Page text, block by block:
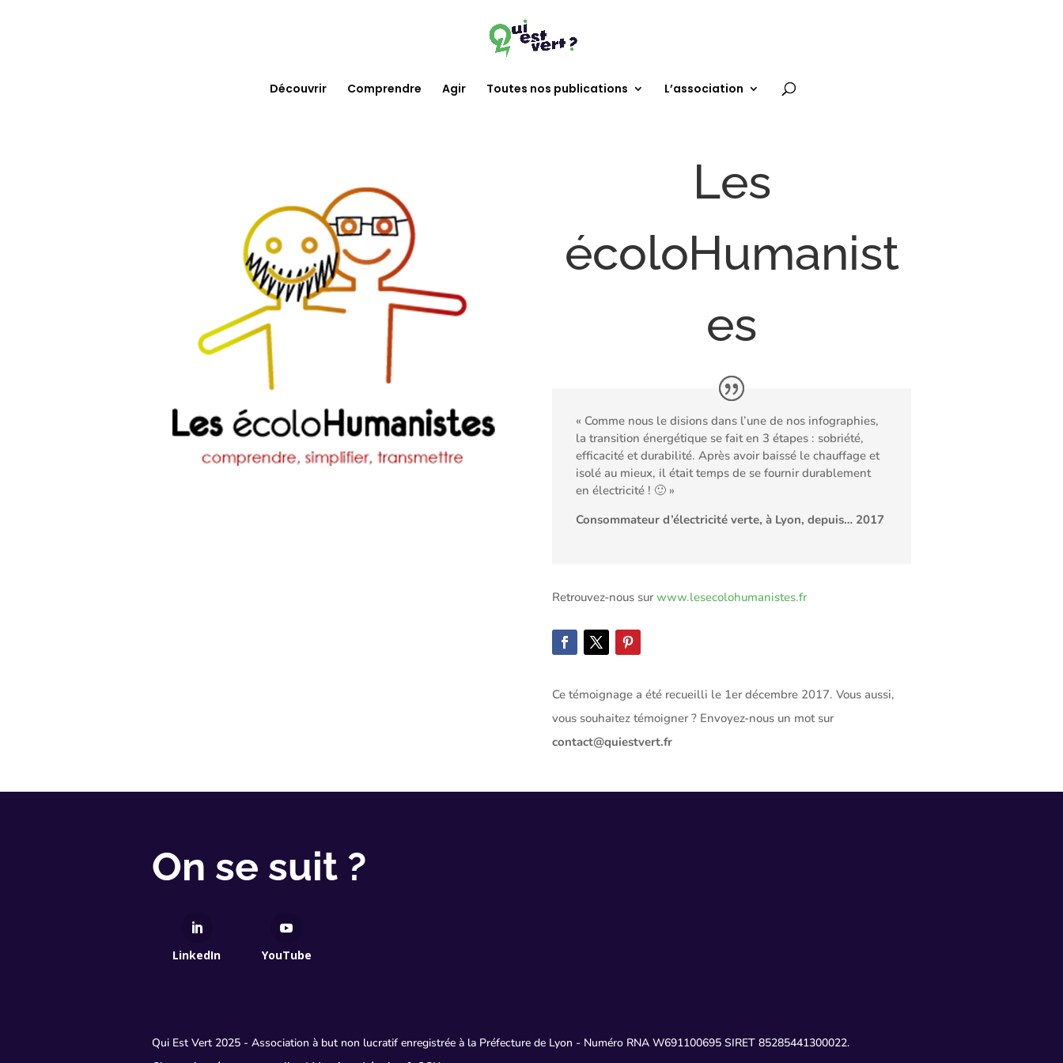
Découvrir Comprendre Agir Toutes nos publications L’association
Les
écoloHumanist
es
« Comme nous le disions dans l’une de nos infographies,
la transition énergétique se fait en 3 étapes : sobriété,
efficacité et durabilité. Après avoir baissé le chauffage et
isolé au mieux, il était temps de se fournir durablement
en électricité ! 🙂 »
Consommateur d’électricité verte, à Lyon, depuis… 2017
Retrouvez-nous surwww.lesecolohumanistes.fr
Ce témoignage a été recueilli le 1er décembre 2017. Vous aussi,
vous souhaitez témoigner ? Envoyez-nous un mot sur
contact@quiestvert.fr
On se suit ?
LinkedIn YouTube
Qui Est Vert 2025 - Association à but non lucratif enregistrée à la Préfecture de Lyon - Numéro RNA W691100695 SIRET 85285441300022.